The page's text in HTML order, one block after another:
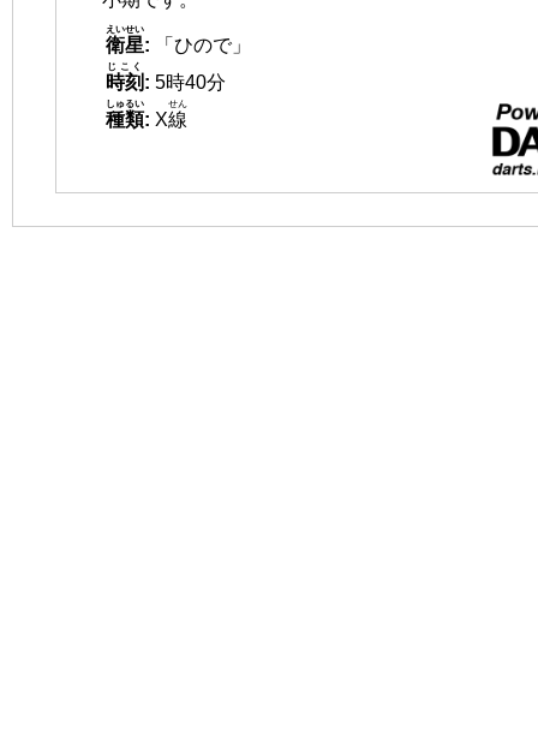
衛星
えいせい
:
「ひので」
時刻
じこく
: 5時40分
種類
しゅるい
: X線
せん